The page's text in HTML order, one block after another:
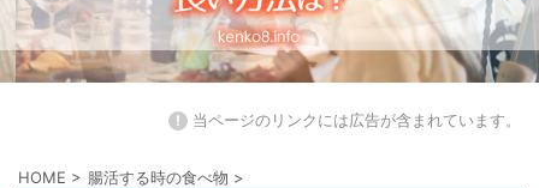
! 当ページのリンクには広告が含まれています。
HOME > 腸活する時の食べ物 >